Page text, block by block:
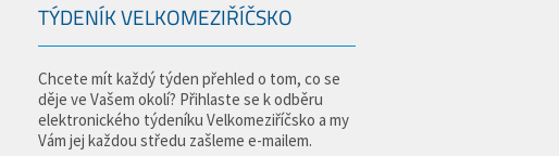
TÝDENÍK VELKOMEZIŘÍČSKO
Chcete mít každý týden přehled o tom, co se
děje ve Vašem okolí? Přihlaste se k odběru
elektronického týdeníku Velkomeziříčsko a my
Vám jej každou středu zašleme e-mailem.